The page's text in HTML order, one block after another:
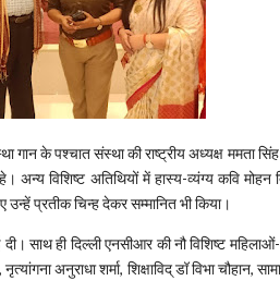
गान के पश्चात संस्था की राष्ट्रीय अध्यक्ष ममता
विशिष्ट अतिथियों में हास्य-व्यंग्य कवि मोहन
प्रतीक चिन्ह देकर सम्मानित भी किया।
ही दिल्ली एनसीआर की नौ विशिष्ट महिलाओं-
अनुराधा शर्मा, शिक्षाविद् डॉ विभा चौहान,